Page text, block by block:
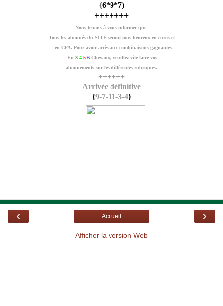
{6*9*7)
+++++++
Nous tenons à vous informer que
Tous les abonnés du SITE seront tous heureux en euros et
en CFA. Pour avoir accès aux combinaisons gagnantes
En 3-4-5-6 Chevaux, veuillez vite faire vos
abonnements sur les différentes rubriques.
++++++
Arrivée définitive
{9-7-11-3-4}
‹ ›
Accueil
Afficher la version Web